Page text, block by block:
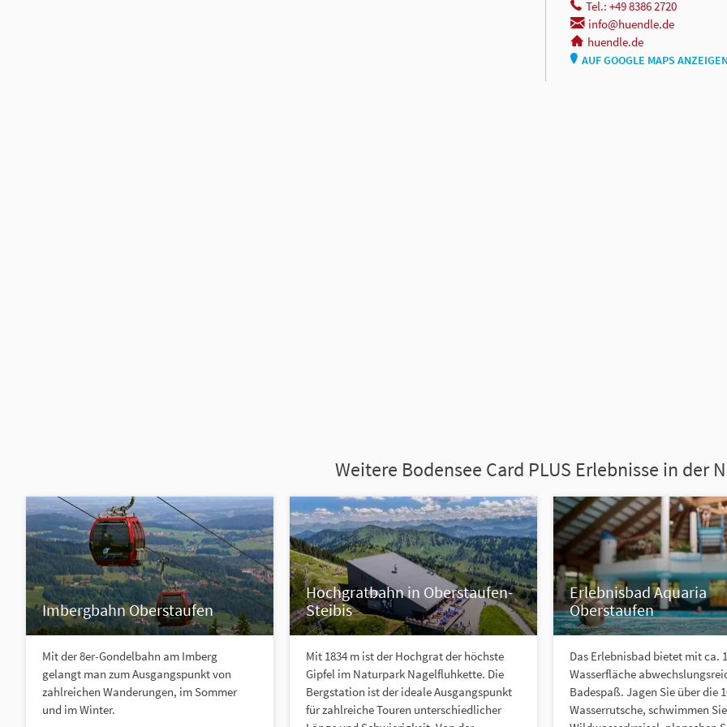
Tel.: +49 8386 2720
info@huendle.de
huendle.de
AUF GOOGLE MAPS
Weitere Bodensee Card PLUS Erlebnisse in der
Imbergbahn Oberstaufen
Mit der 8er-Gondelbahn am Imberg
gelangt man zum Ausgangspunkt von
zahlreichen Wanderungen, im Sommer
und im Winter.
Hochgratbahn in Oberstaufen-
Steibis
Mit 1834 m ist der Hochgrat der höchste
Gipfel im Naturpark Nagelfluhkette. Die
Bergstation ist der ideale Ausgangspunkt
für zahlreiche Touren unterschiedlicher
Erlebnisbad Aquaria
Oberstaufen
Das Erlebnisbad bietet mit ca.
Wasserfläche
Badespaß. Jagen Sie über die
Wasserrutsche, schwimmen